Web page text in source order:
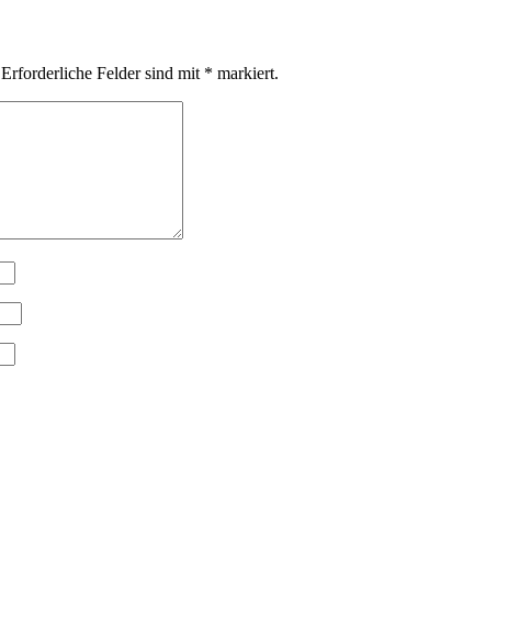
Erforderliche Felder sind mit * markiert.